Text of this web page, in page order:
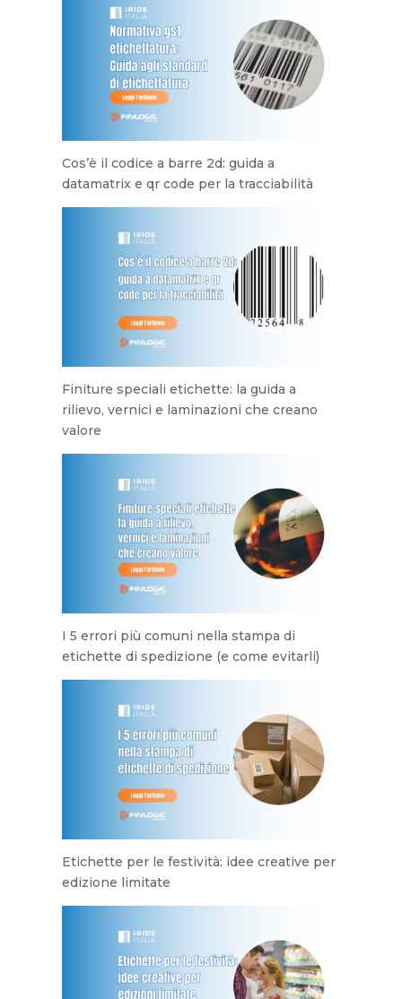
Cos’è il codice a barre 2d: guida a
datamatrix e qr code per la tracciabilità
Finiture speciali etichette: la guida a
rilievo, vernici e laminazioni che creano
valore
I 5 errori più comuni nella stampa di
etichette di spedizione (e come evitarli)
Etichette per le festività: idee creative per
edizione limitate